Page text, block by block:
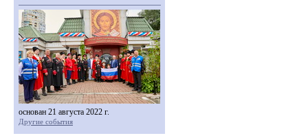
основан 21 августа 2022 г.
Другие события